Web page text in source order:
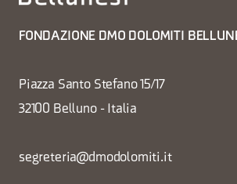
FONDAZIONE DMO DOLOMITI
Piazza Santo Stefano 15/17
32100 Belluno - Italia
segreteria@dmodolomiti.it